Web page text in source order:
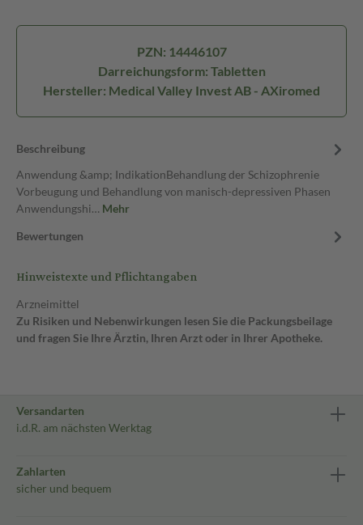
PZN: 14446107
Darreichungsform: Tabletten
Hersteller: Medical Valley Invest AB - AXiromed
Beschreibung
Anwendung &amp; IndikationBehandlung der Schizophrenie
Vorbeugung und Behandlung von manisch-depressiven Phasen
Anwendungshi… Mehr
Bewertungen
Hinweistexte und Pflichtangaben
Arzneimittel
Zu Risiken und Nebenwirkungen lesen Sie die Packungsbeilage
und fragen Sie Ihre Ärztin, Ihren Arzt oder in Ihrer Apotheke.
Versandarten
i.d.R. am nächsten Werktag
Zahlarten
sicher und bequem